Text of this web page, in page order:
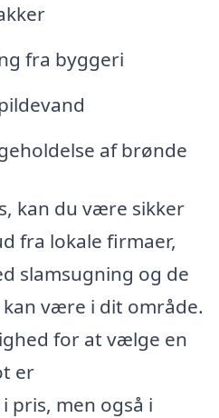
fra byggeri
af brønde
kan du være sikker
fra lokale firmaer,
slamsugning og de
være i dit område.
for at vælge en
er
pris, men også i